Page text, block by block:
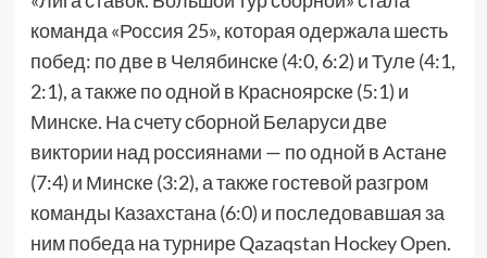
команда «Россия 25», которая одержала шесть
побед: по две в Челябинске (4:0, 6:2) и Туле (4:1,
2:1), а также по одной в Красноярске (5:1) и
Минске. На счету сборной Беларуси две
виктории над россиянами — по одной в Астане
(7:4) и Минске (3:2), а также гостевой разгром
команды Казахстана (6:0) и последовавшая за
ним победа на турнире Qazaqstan Hockey Open.